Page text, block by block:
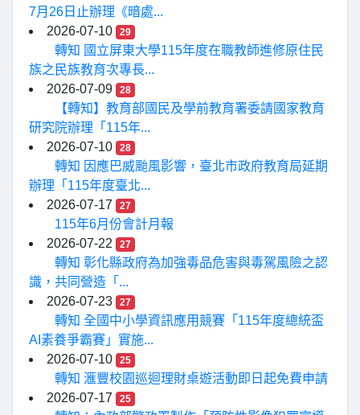
7月26日止辦理《暗處...
2026-07-10
29
轉知 國立屏東大學115年度在職教師進修原住民
族之民族教育次專長...
2026-07-09
28
【轉知】教育部國民及學前教育署委請國家教育
研究院辦理「115年...
2026-07-10
28
轉知 因應巴威颱風影響，臺北市政府教育局延期
辦理「115年度臺北...
2026-07-17
27
115年6月份會計月報
2026-07-22
27
轉知 彰化縣政府為加強毒品危害與毒駕風險之認
識，共同營造「...
2026-07-23
27
轉知 全國中小學資訊應用競賽「115年度總統盃
AI素養爭霸賽」實施...
2026-07-10
25
轉知 滙豐校園巡迴理財桌遊活動即日起免費申請
2026-07-17
25